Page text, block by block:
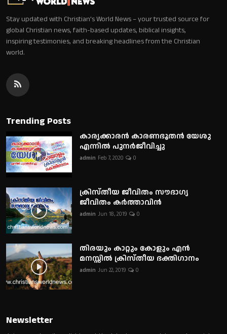
Stay updated with Christian's World News – your trusted source for
global Christian news, faith-based updates, biblical insights,
inspiring testimonies, and breaking headlines from the Christian
world.
Trending Posts
കാര്യക്കാരൻ കാരണഭൂതൻ യേശു
എന്നിൽ പുനർജീവിച്ചു
admin Feb 7, 2020 0
ക്രിസ്തീയ ജീവിതം സൗഭാഗ്യ
ജീവിതം കർത്താവിൻ
admin Jun 18, 2019 0
തിരയും കാറ്റും കോളും എൻ
മനസ്സിൽ ക്രിസ്തീയ ഭക്തിഗാനം
admin Jun 22, 2019 0
Newsletter